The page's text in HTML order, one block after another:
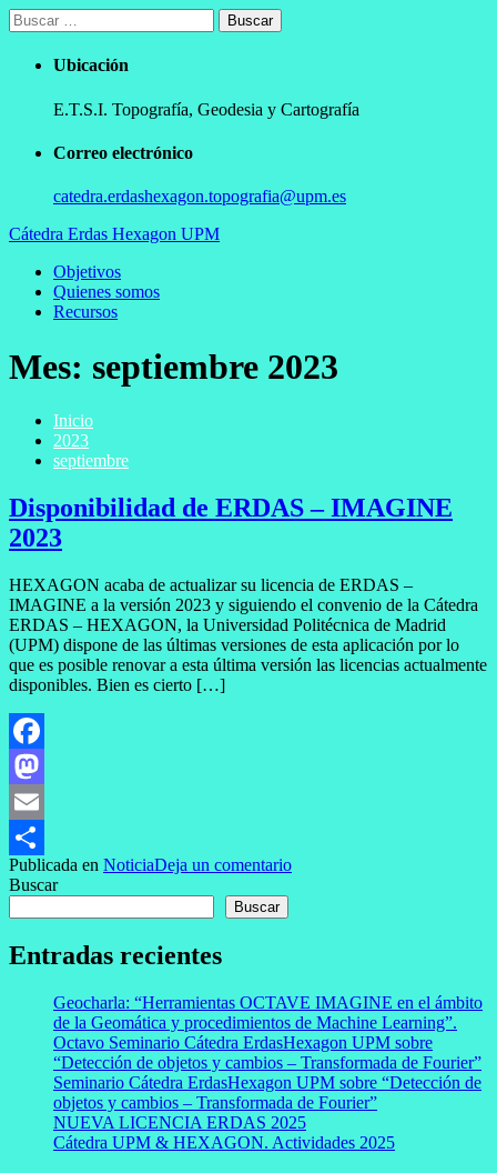
Ir
al
contenido
Buscar:
Ubicación
E.T.S.I. Topografía, Geodesia y Cartografía
Correo electrónico
catedra.erdashexagon.topografia@upm.es
Cátedra Erdas Hexagon UPM
Menú
principal
Objetivos
Quienes somos
Recursos
Mes: septiembre 2023
Inicio
2023
septiembre
Disponibilidad de ERDAS – IMAGINE
2023
HEXAGON acaba de actualizar su licencia de ERDAS –
IMAGINE a la versión 2023 y siguiendo el convenio de la Cátedra
ERDAS – HEXAGON, la Universidad Politécnica de Madrid
(UPM) dispone de las últimas versiones de esta aplicación por lo
que es posible renovar a esta última versión las licencias actualmente
disponibles. Bien es cierto […]
Facebook
Mastodon
Email
Compartir
Publicada en NoticiaDeja un comentario
Buscar
Buscar
Entradas recientes
Geocharla: “Herramientas OCTAVE IMAGINE en el ámbito
de la Geomática y procedimientos de Machine Learning”.
Octavo Seminario Cátedra ErdasHexagon UPM sobre
“Detección de objetos y cambios – Transformada de Fourier”
Seminario Cátedra ErdasHexagon UPM sobre “Detección de
objetos y cambios – Transformada de Fourier”
NUEVA LICENCIA ERDAS 2025
Cátedra UPM & HEXAGON. Actividades 2025